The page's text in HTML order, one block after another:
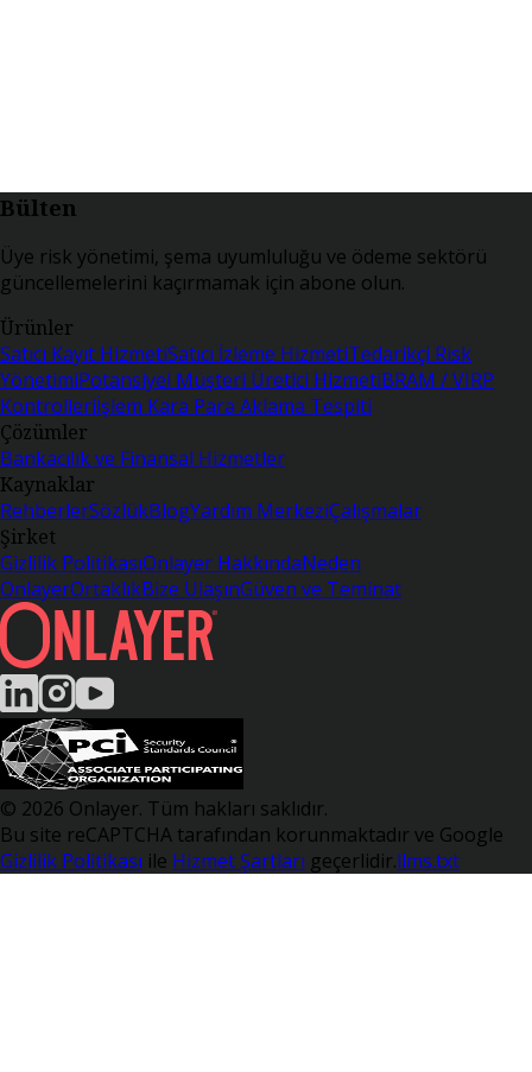
Bülten
Üye risk yönetimi, şema uyumluluğu ve ödeme sektörü
güncellemelerini kaçırmamak için abone olun.
Ürünler
Satıcı Kayıt HizmetiSatıcı İzleme HizmetiTedarikçi Risk
YönetimiPotansiyel Müşteri Üretici HizmetiBRAM / VIRP
Kontrolleriİşlem Kara Para Aklama Tespiti
Çözümler
Bankacılık ve Finansal Hizmetler
Kaynaklar
RehberlerSözlükBlogYardım MerkeziÇalışmalar
Şirket
Gizlilik PolitikasıOnlayer HakkındaNeden
OnlayerOrtaklıkBize UlaşınGüven ve Teminat
© 2026 Onlayer. Tüm hakları saklıdır.
Bu site reCAPTCHA tarafından korunmaktadır ve Google
Gizlilik Politikası ile Hizmet Şartları geçerlidir.llms.txt